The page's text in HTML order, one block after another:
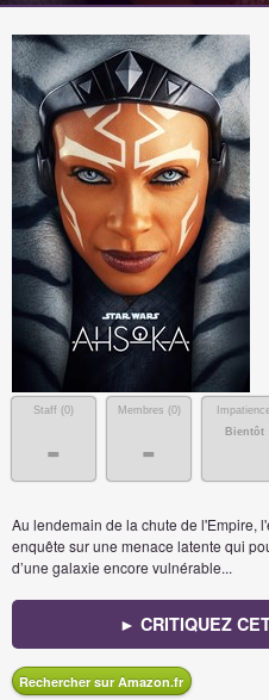
Staff (0)
-
Membres (0)
-
Bientôt
Au lendemain de la chute de l'Empire,
enquête sur une menace latente qui
d’une galaxie encore vulnérable...
► CRITIQUEZ
Rechercher sur Amazon.fr